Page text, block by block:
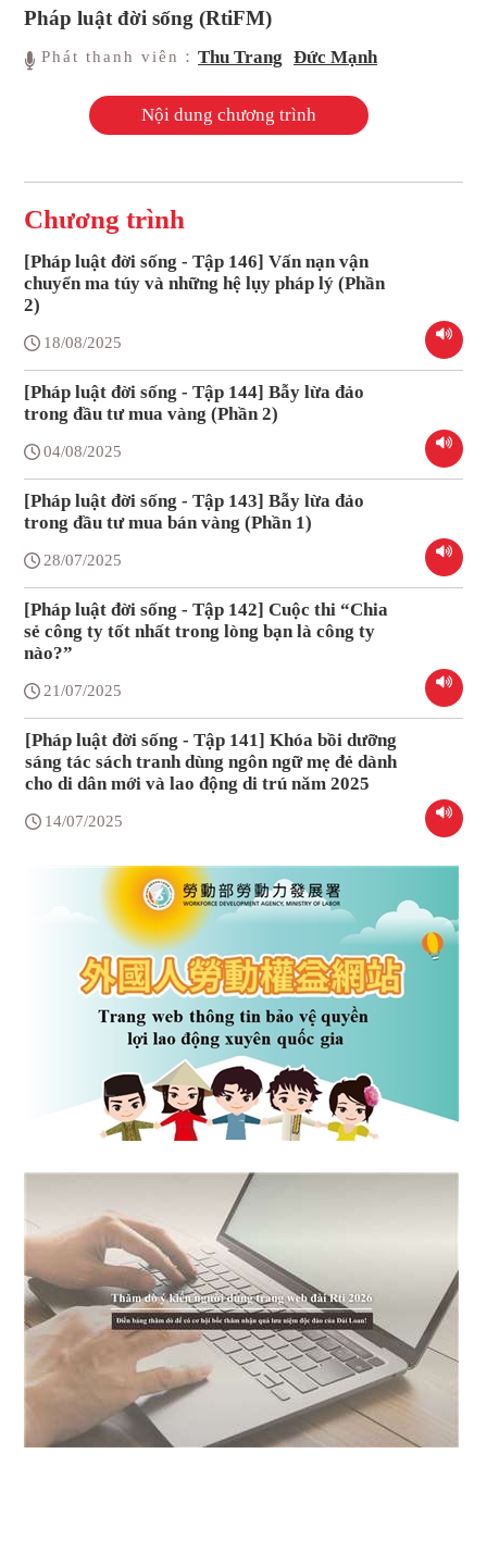
Pháp luật đời sống (RtiFM)
Phát thanh viên：Thu Trang Đức Mạnh
Nội dung chương trình
Chương trình
[Pháp luật đời sống - Tập 146] Vấn nạn vận
chuyển ma túy và những hệ lụy pháp lý (Phần
2)
18/08/2025
[Pháp luật đời sống - Tập 144] Bẫy lừa đảo
trong đầu tư mua vàng (Phần 2)
04/08/2025
[Pháp luật đời sống - Tập 143] Bẫy lừa đảo
trong đầu tư mua bán vàng (Phần 1)
28/07/2025
[Pháp luật đời sống - Tập 142] Cuộc thi “Chia
sẻ công ty tốt nhất trong lòng bạn là công ty
nào?”
21/07/2025
[Pháp luật đời sống - Tập 141] Khóa bồi dưỡng
sáng tác sách tranh dùng ngôn ngữ mẹ đẻ dành
cho di dân mới và lao động di trú năm 2025
14/07/2025